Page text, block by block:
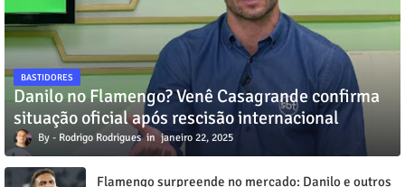
BASTIDORES
Danilo no Flamengo? Venê Casagrande confirma
situação oficial após rescisão internacional
Rodrigo Rodrigues janeiro 22, 2025
Flamengo surpreende no mercado: Danilo e outros